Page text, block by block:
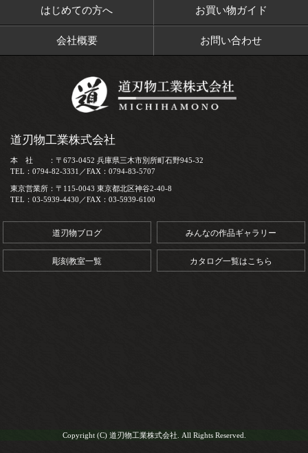
はじめての方へ お買い物ガイド
会社概要 お問い合わせ
道刃物工業株式会社
本 社 ：〒673-0452 兵庫県三木市別所町石野945-32
TEL：0794-82-3331／FAX：0794-83-5707
東京営業所：〒115-0043 東京都北区神谷2-40-8
TEL：03-5939-4430／FAX：03-5939-6100
道刃物ブログ みんなの作品ギャラリー
彫刻教室一覧 カタログ一覧はこちら
Copyright (C) 道刃物工業株式会社. All Rights Reserved.